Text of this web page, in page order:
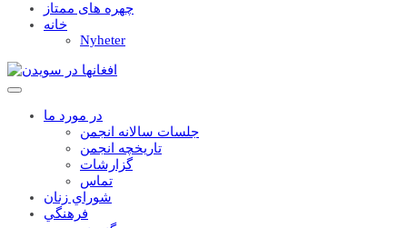
چهره های ممتاز
خانه
Nyheter
در مورد ما
جلسات سالانه انجمن
تاریخچه انجمن
گزارشات
تماس
شوراي زنان
فرهنگي